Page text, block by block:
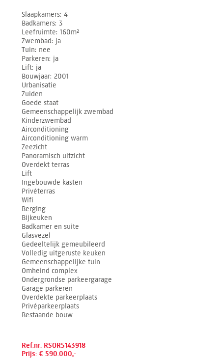
Slaapkamers 4
Badkamers 3
Leefruimte 160m²
Zwembad ja
Tuin nee
Parkeren ja
Lift ja
Bouwjaar 2001
Urbanisatie
Zuiden
Goede staat
Gemeenschappelijk zwembad
Kinderzwembad
Airconditioning
Airconditioning warm
Zeezicht
Panoramisch uitzicht
Overdekt terras
Lift
Ingebouwde kasten
Privéterras
Wifi
Berging
Bijkeuken
Badkamer en suite
Glasvezel
Gedeeltelijk gemeubileerd
Volledig uitgeruste keuken
Gemeenschappelijke tuin
Omheind complex
Ondergrondse parkeergarage
Garage parkeren
Overdekte parkeerplaats
Privéparkeerplaats
Bestaande bouw
Ref.nr: RSOR5143918
Prijs: € 590.000,-